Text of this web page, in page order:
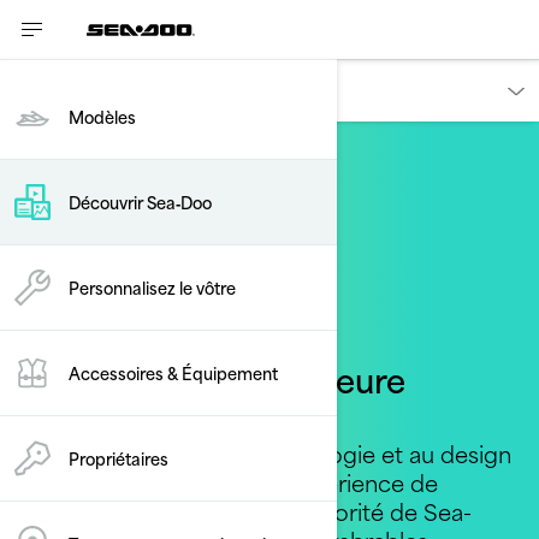
Modèles
Découvrir Sea‑Doo
Personnalisez le vôtre
Accessoires & Équipement
Propriétaires
Une conduite supérieure
La différence Sea-Doo
Une motomarine à la technologie et au design
axés sur le conducteur. L’expérience de
conduite a toujours été LA priorité de Sea-